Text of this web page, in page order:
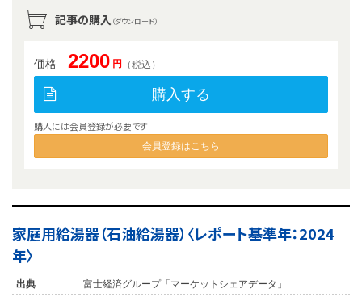
記事の購入 （ダウンロード）
価格 2200 円 （税込）
購入する
購入には会員登録が必要です
会員登録はこちら
家庭用給湯器（石油給湯器）〈レポート基準年：2024
年〉
出典
富士経済グループ「マーケットシェアデータ」